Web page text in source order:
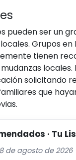
pueden ser un
Grupos en
tienen
solicitando
que
· Tu
de agosto de 2026